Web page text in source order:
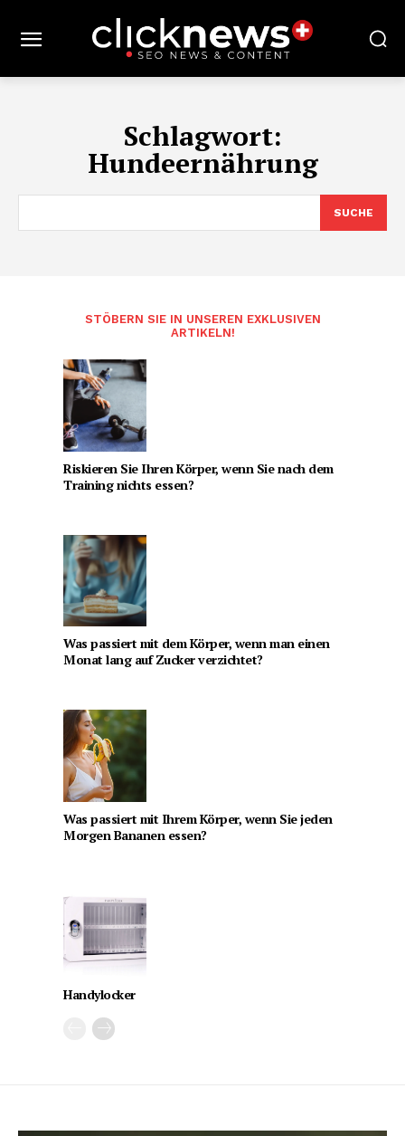
Schlagwort:
Hundeernährung
SUCHE
STÖBERN SIE IN UNSEREN EXKLUSIVEN
ARTIKELN!
Riskieren Sie Ihren Körper, wenn Sie nach dem
Training nichts essen?
Was passiert mit dem Körper, wenn man einen
Monat lang auf Zucker verzichtet?
Was passiert mit Ihrem Körper, wenn Sie jeden
Morgen Bananen essen?
Handylocker